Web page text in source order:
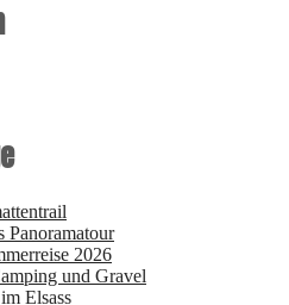
Panoramatour
2026
und Gravel
Elsass